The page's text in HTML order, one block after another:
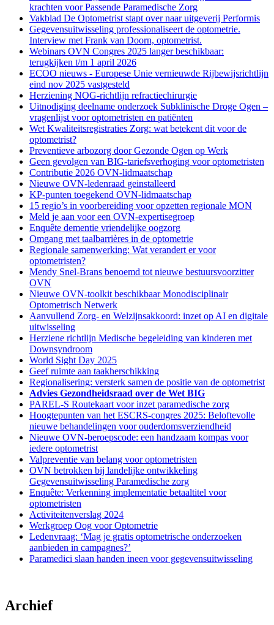
krachten voor Passende Paramedische Zorg
Vakblad De Optometrist stapt over naar uitgeverij Performis
Gegevensuitwisseling professionaliseert de optometrie.
Interview met Frank van Doorn, optometrist.
Webinars OVN Congres 2025 langer beschikbaar:
terugkijken t/m 1 april 2026
ECOO nieuws - Europese Unie vernieuwde Rijbewijsrichtlijn
eind nov 2025 vastgesteld
Herziening NOG-richtlijn refractiechirurgie
Uitnodiging deelname onderzoek Subklinische Droge Ogen –
vragenlijst voor optometristen en patiënten
Wet Kwaliteitsregistraties Zorg: wat betekent dit voor de
optometrist?
Preventieve arbozorg door Gezonde Ogen op Werk
Geen gevolgen van BIG-tariefsverhoging voor optometristen
Contributie 2026 OVN-lidmaatschap
Nieuwe OVN-ledenraad geinstalleerd
KP-punten toegekend OVN-lidmaatschap
15 regio’s in voorbereiding voor opzetten regionale MON
Meld je aan voor een OVN-expertisegroep
Enquête dementie vriendelijke oogzorg
Omgang met taalbarrières in de optometrie
Regionale samenwerking: Wat verandert er voor
optometristen?
Mendy Snel-Brans benoemd tot nieuwe bestuursvoorzitter
OVN
Nieuwe OVN-toolkit beschikbaar Monodisciplinair
Optometrisch Netwerk
Aanvullend Zorg- en Welzijnsakkoord: inzet op AI en digitale
uitwisseling
Herziene richtlijn Medische begeleiding van kinderen met
Downsyndroom
World Sight Day 2025
Geef ruimte aan taakherschikking
Regionalisering: versterk samen de positie van de optometrist
Advies Gezondheidsraad over de Wet BIG
PAREL-S Routekaart voor inzet paramedische zorg
Hoogtepunten van het ESCRS-congres 2025: Beloftevolle
nieuwe behandelingen voor ouderdomsverziendheid
Nieuwe OVN-beroepscode: een handzaam kompas voor
iedere optometrist
Valpreventie van belang voor optometristen
OVN betrokken bij landelijke ontwikkeling
Gegevensuitwisseling Paramedische zorg
Enquête: Verkenning implementatie betaaltitel voor
optometristen
Activiteitenverslag 2024
Werkgroep Oog voor Optometrie
Ledenvraag: ‘Mag je gratis optometrische onderzoeken
aanbieden in campagnes?’
Paramedici slaan handen ineen voor gegevensuitwisseling
Archief